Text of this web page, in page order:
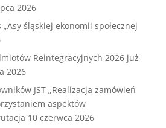
2026
„Asy śląskiej ekonomii społecznej
Reintegracyjnych 2026 już
2026
JST „Realizacja zamówień
aspektów
10 czerwca 2026